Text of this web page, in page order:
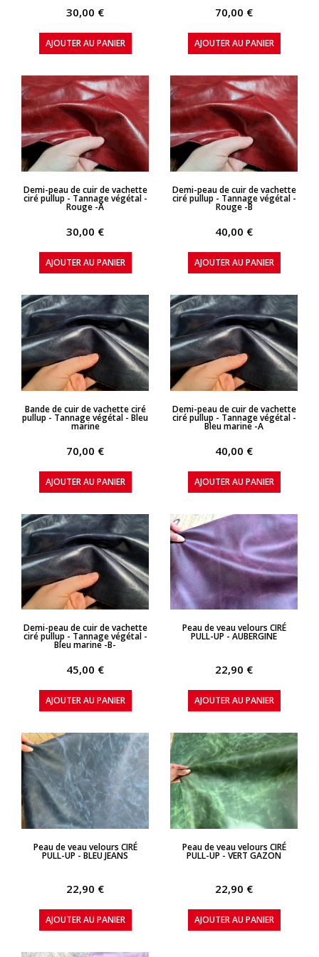
30,00 €
AJOUTER AU PANIER
70,00 €
AJOUTER AU PANIER
APERÇU RAPIDE
Demi-peau de cuir de vachette
ciré pullup - Tannage végétal -
Rouge -A
30,00 €
AJOUTER AU PANIER
APERÇU RAPIDE
Demi-peau de cuir de vachette
ciré pullup - Tannage végétal -
Rouge -B
40,00 €
AJOUTER AU PANIER
APERÇU RAPIDE
Bande de cuir de vachette ciré
pullup - Tannage végétal - Bleu
marine
70,00 €
AJOUTER AU PANIER
APERÇU RAPIDE
Demi-peau de cuir de vachette
ciré pullup - Tannage végétal -
Bleu marine -A
40,00 €
AJOUTER AU PANIER
APERÇU RAPIDE
Demi-peau de cuir de vachette
ciré pullup - Tannage végétal -
Bleu marine -B-
45,00 €
AJOUTER AU PANIER
APERÇU RAPIDE
Peau de veau velours CIRÉ
PULL-UP - AUBERGINE
22,90 €
AJOUTER AU PANIER
APERÇU RAPIDE
Peau de veau velours CIRÉ
PULL-UP - BLEU JEANS
22,90 €
AJOUTER AU PANIER
APERÇU RAPIDE
Peau de veau velours CIRÉ
PULL-UP - VERT GAZON
22,90 €
AJOUTER AU PANIER